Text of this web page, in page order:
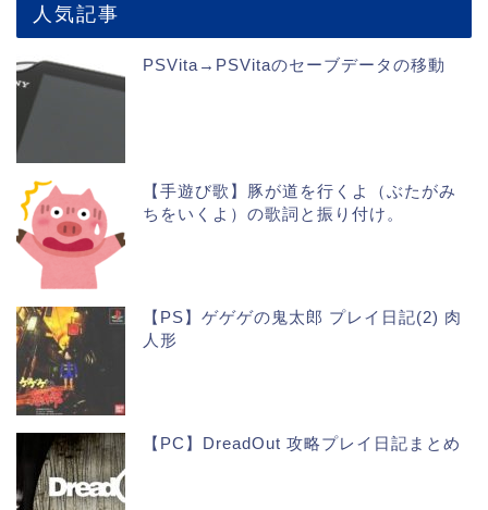
人気記事
PSVita→PSVitaのセーブデータの移動
【手遊び歌】豚が道を行くよ（ぶたがみ
ちをいくよ）の歌詞と振り付け。
【PS】ゲゲゲの鬼太郎 プレイ日記(2) 肉
人形
【PC】DreadOut 攻略プレイ日記まとめ